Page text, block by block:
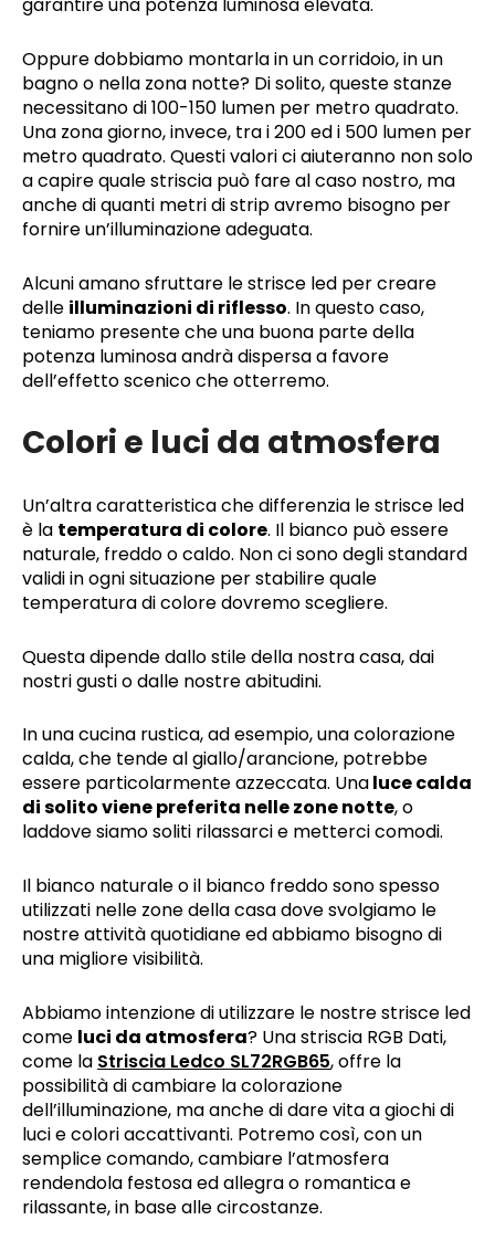
garantire una potenza luminosa elevata.
Oppure dobbiamo montarla in un corridoio, in un
bagno o nella zona notte? Di solito, queste stanze
necessitano di 100-150 lumen per metro quadrato.
Una zona giorno, invece, tra i 200 ed i 500 lumen per
metro quadrato. Questi valori ci aiuteranno non solo
a capire quale striscia può fare al caso nostro, ma
anche di quanti metri di strip avremo bisogno per
fornire un’illuminazione adeguata.
Alcuni amano sfruttare le strisce led per creare
delle illuminazioni di riflesso. In questo caso,
teniamo presente che una buona parte della
potenza luminosa andrà dispersa a favore
dell’effetto scenico che otterremo.
Colori e luci da atmosfera
Un’altra caratteristica che differenzia le strisce led
è la temperatura di colore. Il bianco può essere
naturale, freddo o caldo. Non ci sono degli standard
validi in ogni situazione per stabilire quale
temperatura di colore dovremo scegliere.
Questa dipende dallo stile della nostra casa, dai
nostri gusti o dalle nostre abitudini.
In una cucina rustica, ad esempio, una colorazione
calda, che tende al giallo/arancione, potrebbe
essere particolarmente azzeccata. Unaluce calda
di solito viene preferita nelle zone notte, o
laddove siamo soliti rilassarci e metterci comodi.
Il bianco naturale o il bianco freddo sono spesso
utilizzati nelle zone della casa dove svolgiamo le
nostre attività quotidiane ed abbiamo bisogno di
una migliore visibilità.
Abbiamo intenzione di utilizzare le nostre strisce led
come luci da atmosfera? Una striscia RGB Dati,
come la Striscia Ledco SL72RGB65, offre la
possibilità di cambiare la colorazione
dell’illuminazione, ma anche di dare vita a giochi di
luci e colori accattivanti. Potremo così, con un
semplice comando, cambiare l’atmosfera
rendendola festosa ed allegra o romantica e
rilassante, in base alle circostanze.